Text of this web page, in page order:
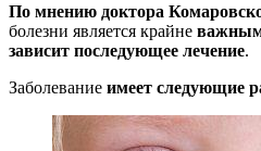
По мнению доктора
болезни является крайне важным
зависит последующее лечение.
Заболевание имеет следующие